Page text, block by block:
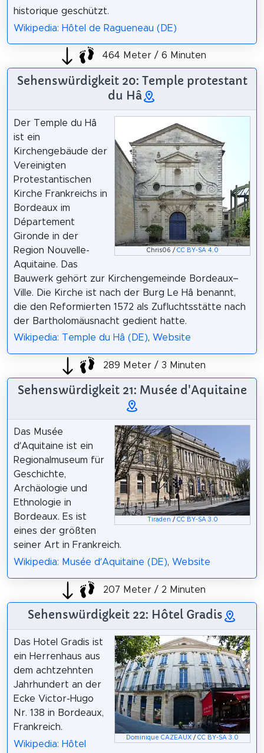
historique geschützt.
Wikipedia: Hôtel de Ragueneau (DE)
464 Meter / 6 Minuten
Sehenswürdigkeit 20: Temple protestant
du Hâ
Chris06 / CC BY-SA 4.0
Der Temple du Hâ
ist ein
Kirchengebäude der
Vereinigten
Protestantischen
Kirche Frankreichs in
Bordeaux im
Département
Gironde in der
Region Nouvelle-
Aquitaine. Das
Bauwerk gehört zur Kirchengemeinde Bordeaux–
Ville. Die Kirche ist nach der Burg Le Hâ benannt,
die den Reformierten 1572 als Zufluchtsstätte nach
der Bartholomäusnacht gedient hatte.
Wikipedia: Temple du Hâ (DE), Website
289 Meter / 3 Minuten
Sehenswürdigkeit 21: Musée d'Aquitaine
Tiraden / CC BY-SA 3.0
Das Musée
d’Aquitaine ist ein
Regionalmuseum für
Geschichte,
Archäologie und
Ethnologie in
Bordeaux. Es ist
eines der größten
seiner Art in Frankreich.
Wikipedia: Musée d’Aquitaine (DE), Website
207 Meter / 2 Minuten
Sehenswürdigkeit 22: Hôtel Gradis
Dominique CAZEAUX /CC BY-SA 3.0
Das Hotel Gradis ist
ein Herrenhaus aus
dem achtzehnten
Jahrhundert an der
Ecke Victor-Hugo
Nr. 138 in Bordeaux,
Frankreich.
Wikipedia: Hôtel